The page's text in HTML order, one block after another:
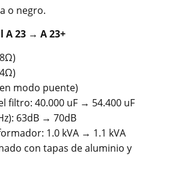
o negro.
A 23 → A 23+
modo puente)
filtro: 40.000 uF → 54.400 uF
63dB → 70dB
1.0 kVA → 1.1 kVA
con tapas de aluminio y